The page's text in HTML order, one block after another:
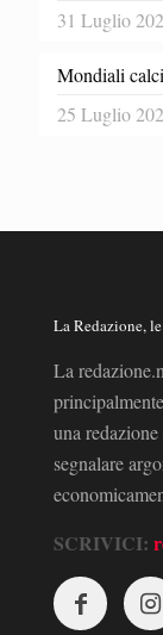
31 Luglio
Mondiali
25 Luglio
La Redazione,
La
una
segnalare
SCRIVICI: